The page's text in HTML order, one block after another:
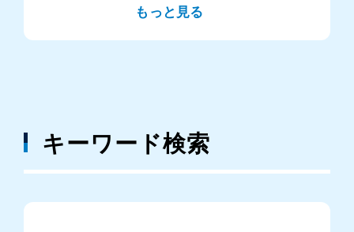
もっと見る
キーワード検索